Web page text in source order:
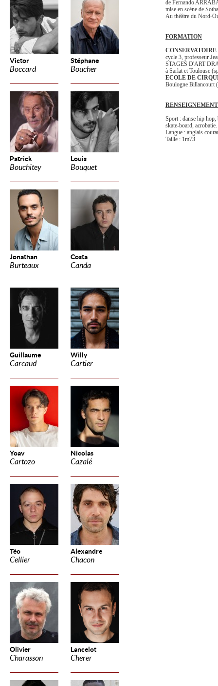
Victor
Boccard
Stéphane
Boucher
Patrick
Bouchitey
Louis
Bouquet
Jonathan
Burteaux
Costa
Canda
Guillaume
Carcaud
Willy
Cartier
Yoav
Cartozo
Nicolas
Cazalé
Téo
Cellier
Alexandre
Chacon
Olivier
Charasson
Lancelot
Cherer
de Fernando
mise en scène de Sotha
Au théâtre du Nord-
FORMATION
cycle 3, professeur
STAGES D'ART
à Sarlat et Toulouse
ECOLE DE
Boulogne Billancourt
Sport : danse hip
skate-board,
Langue : anglais
Taille : 1m73